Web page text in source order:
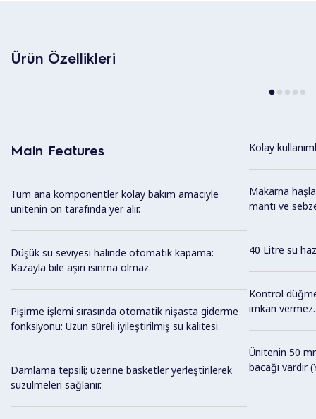
Ürün Özellikleri
Main Features
Tüm ana komponentler kolay bakım amacıyle
ünitenin ön tarafında yer alır.
Düşük su seviyesi halinde otomatik kapama:
Kazayla bile aşırı ısınma olmaz.
Pişirme işlemi sırasında otomatik nişasta giderme
fonksiyonu: Uzun süreli iyileştirilmiş su kalitesi.
Damlama tepsili; üzerine basketler yerleştirilerek
süzülmeleri sağlanır.
Kolay
Makarna
mantı ve
40 Litre su
Kontrol
imkan vermez.
Ünitenin 50
bacağı vardır